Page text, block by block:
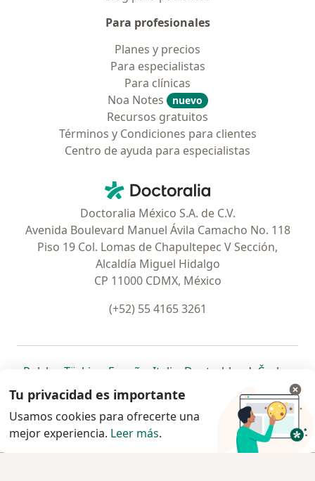
Para profesionales
Planes y precios
Para especialistas
Para clínicas
Noa Notes
nuevo
Recursos gratuitos
Términos y Condiciones para clientes
Centro de ayuda para especialistas
Doctoralia - Página de inicio
Doctoralia México S.A. de C.V.
Avenida Boulevard Manuel Ávila Camacho No. 118
Piso 19 Col. Lomas de Chapultepec V Sección,
Alcaldía Miguel Hidalgo
CP 11000 CDMX, México
(+52) 55 4165 3261
Polska se abre en una nueva pestaña
Türkiye se abre en una nueva pestaña
España se abre en una nueva pestaña
Italia se abre en una nueva
Deutschlandse abre en
Česko
Portugal
se abre en una nueva pestaña
México se abre en una nueva pestaña
Chile se abre en una nueva pestaña
Brasil se abre en una nueva
se abre en
se
se abre en una nueva
www.doctoralia.com.mx © 2026 - Encuentra tu
Tu privacidad es importante
Usamos cookies para ofrecerte una
mejor experiencia. Leer más.